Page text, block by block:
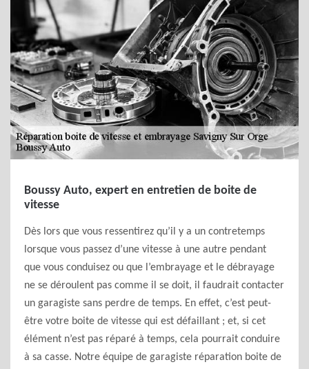
Boussy Auto, expert en entretien de boite de
vitesse
Dès lors que vous ressentirez qu’il y a un contretemps
lorsque vous passez d’une vitesse à une autre pendant
que vous conduisez ou que l’embrayage et le débrayage
ne se déroulent pas comme il se doit, il faudrait contacter
un garagiste sans perdre de temps. En effet, c’est peut-
être votre boite de vitesse qui est défaillant ; et, si cet
élément n’est pas réparé à temps, cela pourrait conduire
à sa casse. Notre équipe de garagiste réparation boite de